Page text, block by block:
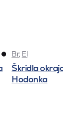
Br, El
Škridla
Hodonka